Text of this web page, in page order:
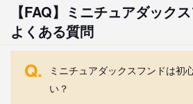
【FAQ】ミニチュアダック
よくある質問
Q.
ミニチュアダックスフンドは初
い？